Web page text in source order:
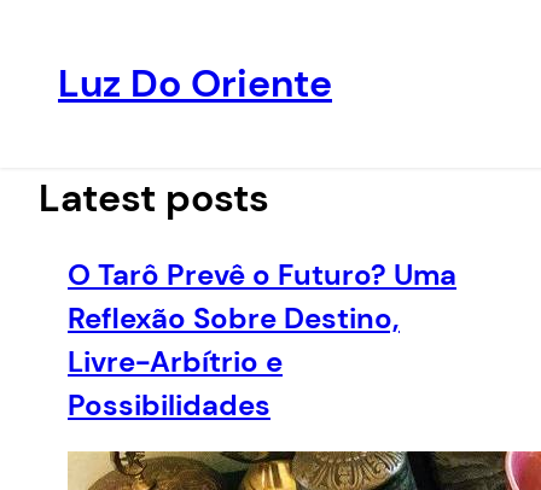
conteúdo
Luz Do Oriente
Latest posts
O Tarô Prevê o Futuro? Uma
Reflexão Sobre Destino,
Livre-Arbítrio e
Possibilidades